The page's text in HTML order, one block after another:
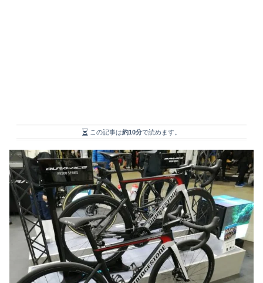
この記事は約10分で読めます。